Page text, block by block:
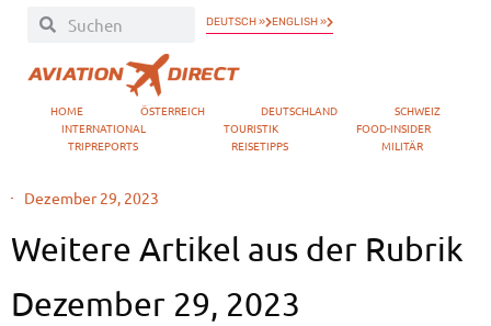
DEUTSCH » ENGLISH »
HOME ÖSTERREICH DEUTSCHLAND
SCHWEIZ
INTERNATIONAL
TOURISTIK
FOOD-INSIDER
TRIPREPORTS
REISETIPPS MILITÄR
Dezember 29, 2023
Weitere Artikel aus der Rubrik
Dezember 29, 2023